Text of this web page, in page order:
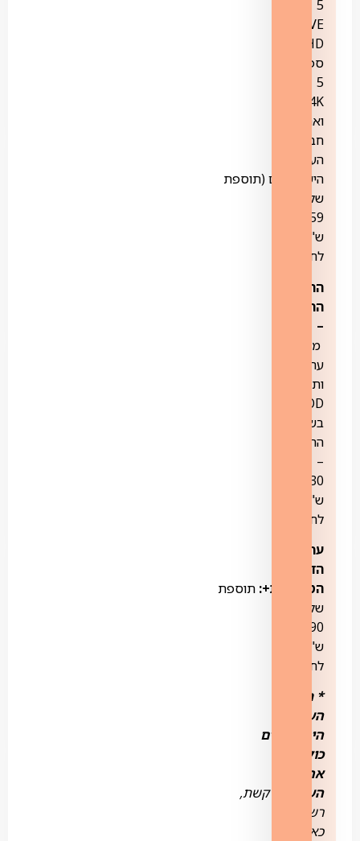
5
LIVE
ספורט
5
4K
ואת
חבילת
הערוצים
הישראליים (תוספת
של
59
ש"ח
לחודש)
החבילה
הרוסית
–
מגוון
ערוצים
ותכני
VOD
בשפה
הרוסית
–
30
ש"ח
לחודש
ערוץ
הדרמות
הטורקיות+: תוספת
של
19.90
ש"ח
לחודש.
* חבילת
הערוצים
הישראליים
כוללת
את
הערוצים
קשת,
רשת,